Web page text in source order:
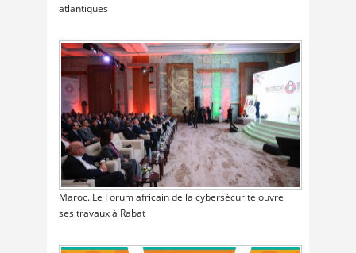
atlantiques
Maroc. Le Forum africain de la cybersécurité ouvre
ses travaux à Rabat